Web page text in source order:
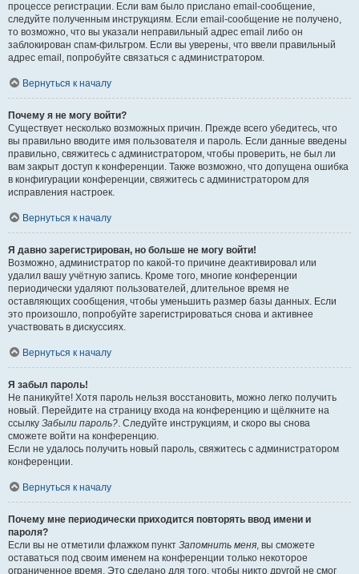
процессе регистрации. Если вам было прислано email-сообщение,
следуйте полученным инструкциям. Если email-сообщение не получено,
то возможно, что вы указали неправильный адрес email либо он
заблокирован спам-фильтром. Если вы уверены, что ввели правильный
адрес email, попробуйте связаться с администратором.
Вернуться к началу
Почему я не могу войти?
Существует несколько возможных причин. Прежде всего убедитесь, что
вы правильно вводите имя пользователя и пароль. Если данные введены
правильно, свяжитесь с администратором, чтобы проверить, не был ли
вам закрыт доступ к конференции. Также возможно, что допущена ошибка
в конфигурации конференции, свяжитесь с администратором для
исправления настроек.
Вернуться к началу
Я давно зарегистрирован, но больше не могу войти!
Возможно, администратор по какой-то причине деактивировал или
удалил вашу учётную запись. Кроме того, многие конференции
периодически удаляют пользователей, длительное время не
оставляющих сообщения, чтобы уменьшить размер базы данных. Если
это произошло, попробуйте зарегистрироваться снова и активнее
участвовать в дискуссиях.
Вернуться к началу
Я забыл пароль!
Не паникуйте! Хотя пароль нельзя восстановить, можно легко получить
новый. Перейдите на страницу входа на конференцию и щёлкните на
ссылку Забыли пароль?. Следуйте инструкциям, и скоро вы снова
сможете войти на конференцию.
Если не удалось получить новый пароль, свяжитесь с администратором
конференции.
Вернуться к началу
Почему мне периодически приходится повторять ввод имени и
пароля?
Если вы не отметили флажком пункт Запомнить меня, вы сможете
оставаться под своим именем на конференции только некоторое
ограниченное время. Это сделано для того, чтобы никто другой не смог